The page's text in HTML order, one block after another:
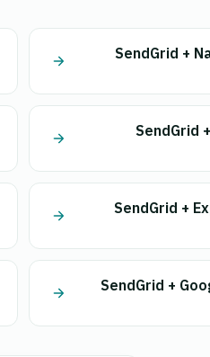
SendGrid +
SendGrid
SendGrid +
SendGrid +